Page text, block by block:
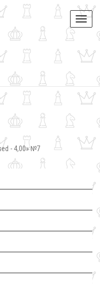
Toggle
- 4,00» №7